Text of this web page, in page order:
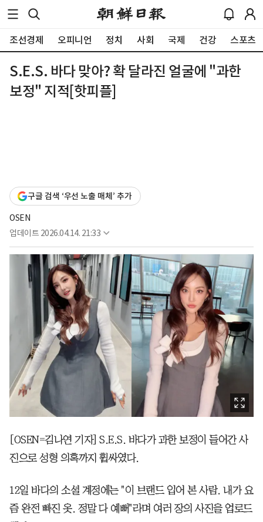
조선경제 오피니언 정치 사회 국제 건강 스포츠
S.E.S. 바다 맞아? 확 달라진 얼굴에 "과한
보정" 지적[핫피플]
구글 검색 ‘우선 노출 매체’ 추가
OSEN
업데이트 2026.04.14. 21:33
[OSEN=김나연 기자] S.E.S. 바다가 과한 보정이 들어간 사
진으로 성형 의혹까지 휩싸였다.
12일 바다의 소셜 계정에는 "이 브랜드 입어 본 사람. 내가 요
즘 완전 빠진 옷. 정말 다 예뻐"라며 여러 장의 사진을 업로드